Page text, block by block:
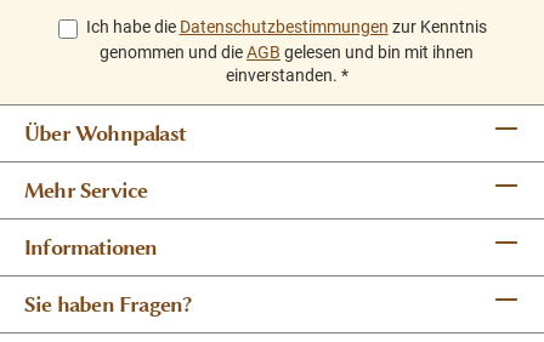
möglich.Bitte Fragen Sie uns.
Ich habe die Datenschutzbestimmungen zur Kenntnis
genommen und dieAGB gelesen und bin mit ihnen
einverstanden. *
Über Wohnpalast
Mehr Service
Informationen
Sie haben Fragen?